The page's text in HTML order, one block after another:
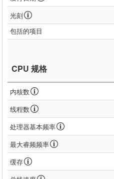
光刻
包括的项目
CPU 规格
内核数
线程数
处理器基本频率
最大睿频频率
缓存